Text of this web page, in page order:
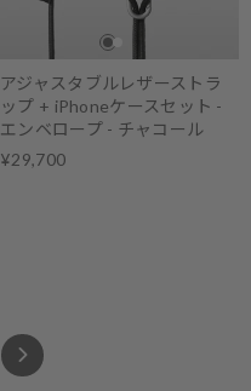
アジャスタブルレザーストラ
ップ + iPhoneケースセット -
エンベロープ - チャコール
¥29,700
Next